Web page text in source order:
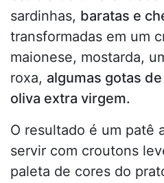
sardinhas, baratas e
transformadas em um
maionese, mostarda,
roxa, algumas gotas
oliva extra virgem.
O resultado é um patê
servir com croutons
paleta de cores do